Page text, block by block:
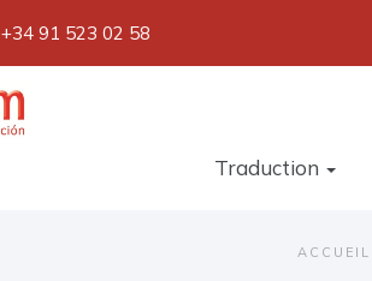
+34 91 523 02 58
Traduction
ACCUEIL